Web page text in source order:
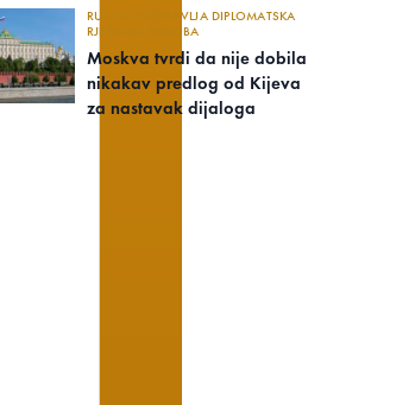
RUSIJA POZDRAVLJA DIPLOMATSKA
RJEŠENJA SUKOBA
Moskva tvrdi da nije dobila
nikakav predlog od Kijeva
za nastavak dijaloga